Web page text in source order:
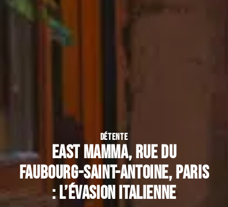
DÉTENTE
East Mamma, rue du
Faubourg-Saint-Antoine, Paris
: l’évasion italienne